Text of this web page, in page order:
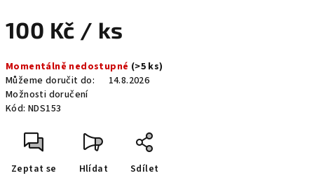
100 Kč / ks
cena:
Momentálně nedostupné (>5 ks)
Můžeme doručit do:
14.8.2026
Možnosti doručení
Kód: NDS153
Zeptat se Hlídat Sdílet